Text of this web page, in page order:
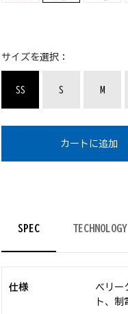
サイズを選択：
SS S M
カートに追加
SPEC TECHNOLOGY
仕様
ベリー
ト、